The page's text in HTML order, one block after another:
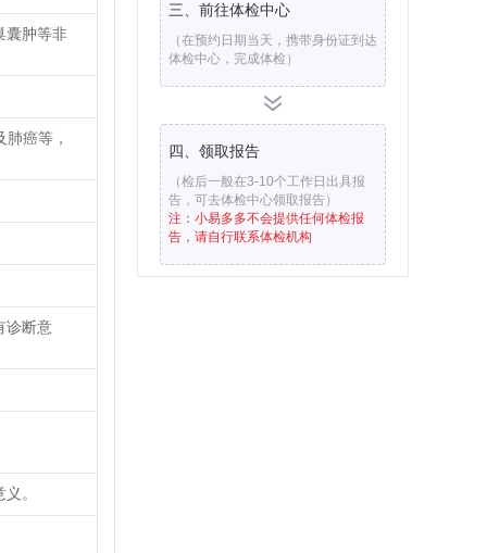
囊肿等非
癌等，
诊断意
。
三、前往体检中心
（在预约日期当天，携带身份证到达
体检中心，完成体检）
四、领取报告
（检后一般在3-10个工作日出具报
告，可去体检中心领取报告）
注：小易多多不会提供任何体检报
告，请自行联系体检机构